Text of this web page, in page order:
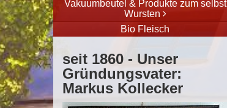
Vakuumbeutel & Produkte zum selbst
Wursten
Bio Fleisch
seit 1860 - Unser
Gründungsvater:
Markus Kollecker